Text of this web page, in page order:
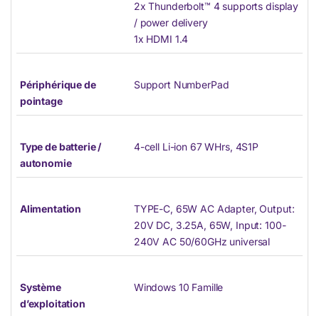
2x Thunderbolt™ 4 supports display
/ power delivery
1x HDMI 1.4
Périphérique de
pointage
Support NumberPad
Type de batterie /
autonomie
4-cell Li-ion 67 WHrs, 4S1P
Alimentation
TYPE-C, 65W AC Adapter, Output:
20V DC, 3.25A, 65W, Input: 100-
240V AC 50/60GHz universal
Système
d’exploitation
Windows 10 Famille